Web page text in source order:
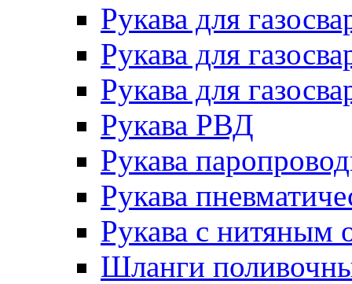
Рукава для
Рукава для
Рукава для
Рукава РВД
Рукава
Рукава
Рукава с нитяным
Шланги